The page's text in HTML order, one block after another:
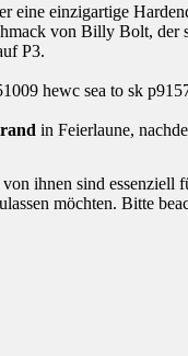
eine einzigartige
von Billy Bolt,
P3.
in Feierlaune,
ihnen sind
möchten. Bitte